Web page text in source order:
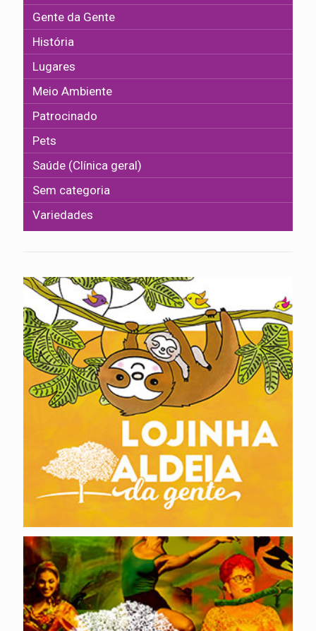
Gente da Gente
História
Lugares
Meio Ambiente
Patrocinado
Pets
Saúde (Clínica geral)
Sem categoria
Variedades